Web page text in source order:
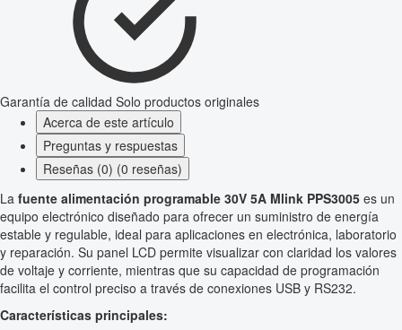
Garantía de calidad Solo productos originales
Acerca de este artículo
Preguntas y respuestas
Reseñas (0) (0 reseñas)
La fuente alimentación programable 30V 5A Mlink PPS3005 es un
equipo electrónico diseñado para ofrecer un suministro de energía
estable y regulable, ideal para aplicaciones en electrónica, laboratorio
y reparación. Su panel LCD permite visualizar con claridad los valores
de voltaje y corriente, mientras que su capacidad de programación
facilita el control preciso a través de conexiones USB y RS232.
Características principales: